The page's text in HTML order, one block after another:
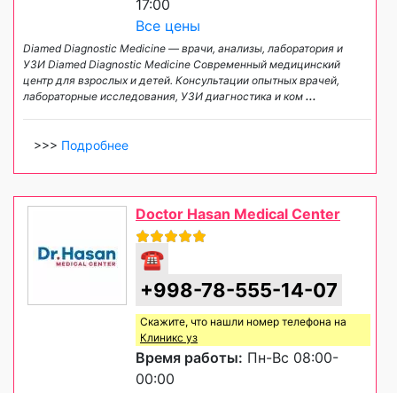
17:00
Все цены
Diamed Diagnostic Medicine — врачи, анализы, лаборатория и
УЗИ Diamed Diagnostic Medicine Современный медицинский
центр для взрослых и детей. Консультации опытных врачей,
лабораторные исследования, УЗИ диагностика и ком ...
>>> Подробнее
Doctor Hasan Medical Center
☎
+998-78-555-14-07
Скажите, что нашли номер телефона на
Клиникс уз
Время работы: Пн-Вс 08:00-
00:00